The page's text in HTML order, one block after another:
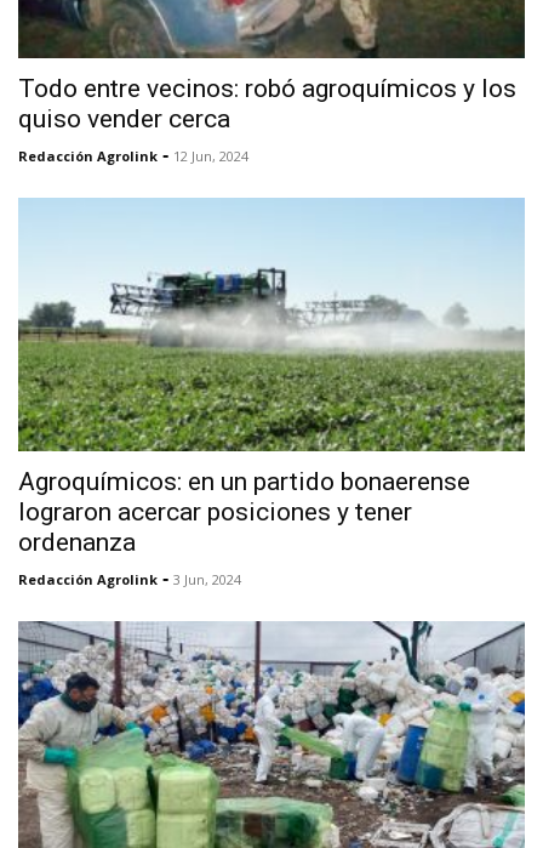
Todo entre vecinos: robó agroquímicos y los
quiso vender cerca
Redacción Agrolink - 12 Jun, 2024
Agroquímicos: en un partido bonaerense
lograron acercar posiciones y tener
ordenanza
Redacción Agrolink - 3 Jun, 2024